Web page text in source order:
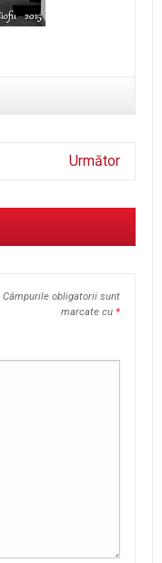
Următor
Câmpurile obligatorii sunt
marcate cu *